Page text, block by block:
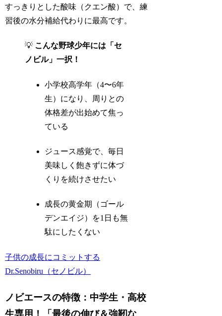
すっきりとした酸味（クエン酸）で、練
習後の水分補給代わりに最高です。
💡 こんな野球少年には「セ
ノビル」一択！
小学校高学年（4〜6年
生）になり、周りとの
体格差が出始めて焦っ
ている
ジュース感覚で、毎日
美味しく飽きずに体づ
くりを続けさせたい
成長の黄金期（ゴール
デンエイジ）を1日も無
駄にしたくない
子供の成長にコミットする
Dr.Senobiru（セノビル）
ノビエースの特徴：中学生・高校
生専用！「最後の伸び＆強靭な